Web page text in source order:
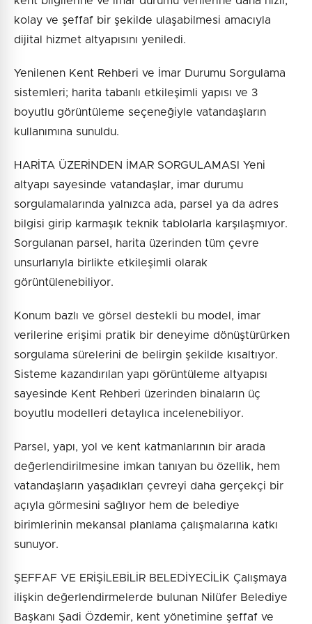
kolay ve şeffaf bir şekilde ulaşabilmesi amacıyla
dijital hizmet altyapısını yeniledi.
Yenilenen Kent Rehberi ve İmar Durumu Sorgulama
sistemleri; harita tabanlı etkileşimli yapısı ve 3
boyutlu görüntüleme seçeneğiyle vatandaşların
kullanımına sunuldu.
HARİTA ÜZERİNDEN İMAR SORGULAMASI Yeni
altyapı sayesinde vatandaşlar, imar durumu
sorgulamalarında yalnızca ada, parsel ya da adres
bilgisi girip karmaşık teknik tablolarla karşılaşmıyor.
Sorgulanan parsel, harita üzerinden tüm çevre
unsurlarıyla birlikte etkileşimli olarak
görüntülenebiliyor.
Konum bazlı ve görsel destekli bu model, imar
verilerine erişimi pratik bir deneyime dönüştürürken
sorgulama sürelerini de belirgin şekilde kısaltıyor.
Sisteme kazandırılan yapı görüntüleme altyapısı
sayesinde Kent Rehberi üzerinden binaların üç
boyutlu modelleri detaylıca incelenebiliyor.
Parsel, yapı, yol ve kent katmanlarının bir arada
değerlendirilmesine imkan tanıyan bu özellik, hem
vatandaşların yaşadıkları çevreyi daha gerçekçi bir
açıyla görmesini sağlıyor hem de belediye
birimlerinin mekansal planlama çalışmalarına katkı
sunuyor.
ŞEFFAF VE ERİŞİLEBİLİR BELEDİYECİLİK Çalışmaya
ilişkin değerlendirmelerde bulunan Nilüfer Belediye
Başkanı Şadi Özdemir, kent yönetimine şeffaf ve